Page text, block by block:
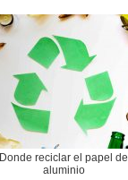
Donde reciclar el papel de
aluminio